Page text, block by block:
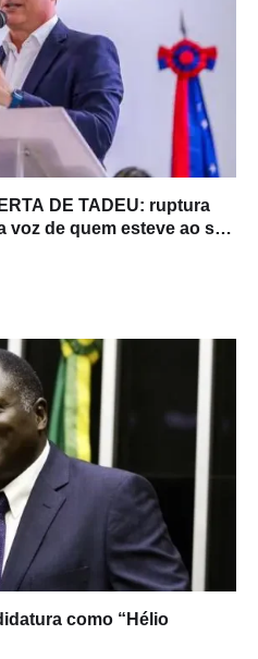
DE TADEU: ruptura
voz de quem esteve ao seu
como “Hélio